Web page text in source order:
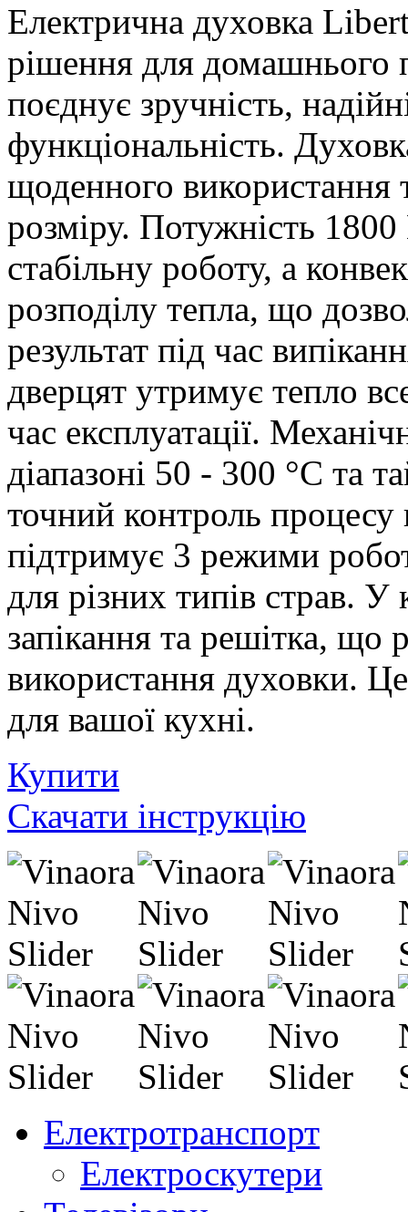
Електрична духовка
рішення для домашнього
поєднує зручність,
функціональність.
щоденного використання
розміру. Потужність
стабільну роботу, а
розподілу тепла, що
результат під час
дверцят утримує тепло
час експлуатації.
діапазоні 50 - 300 °C та
точний контроль
підтримує 3 режими
для різних типів страв.
запікання та решітка,
використання духовки.
для вашої кухні.
Купити
Скачати інструкцію
Електротранспорт
Електроскутери